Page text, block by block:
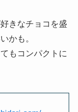
きなチョコを盛
かも。
もコンパクトに